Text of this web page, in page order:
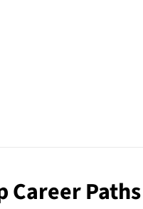
Career